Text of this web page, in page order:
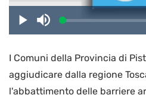
PlayDisattiva
l’audio
Caricato:
5.38%
I Comuni della Provincia di
aggiudicare dalla regione
l'abbattimento delle barriere